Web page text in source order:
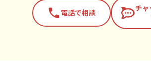
phone 電話で相談
チ